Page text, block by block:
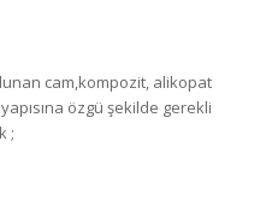
cam,kompozit, alikopat
özgü şekilde gerekli
;